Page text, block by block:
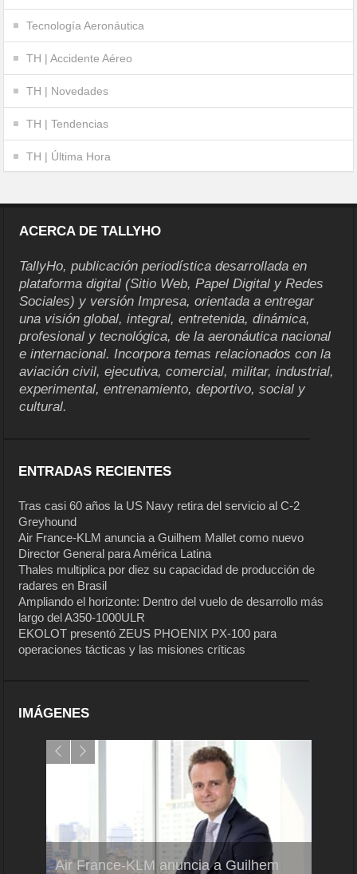
Tecnología Aeronáutica
TH | Accidente Aéreo
TH | Novedades
TH | Tendencias
TH | Última Hora
ACERCA DE TALLYHO
TallyHo, publicación periodística desarrollada en
plataforma digital (Sitio Web, Papel Digital y Redes
Sociales) y versión Impresa, orientada a entregar
una visión global, integral, entretenida, dinámica,
profesional y tecnológica, de la aeronáutica nacional
e internacional. Incorpora temas relacionados con la
aviación civil, ejecutiva, comercial, militar, industrial,
experimental, entrenamiento, deportivo, social y
cultural.
ENTRADAS RECIENTES
Tras casi 60 años la US Navy retira del servicio al C-2
Greyhound
Air France-KLM anuncia a Guilhem Mallet como nuevo
Director General para América Latina
Thales multiplica por diez su capacidad de producción de
radares en Brasil
Ampliando el horizonte: Dentro del vuelo de desarrollo más
largo del A350-1000ULR
EKOLOT presentó ZEUS PHOENIX PX-100 para
operaciones tácticas y las misiones críticas
IMÁGENES
Air France-KLM anuncia a Guilhem